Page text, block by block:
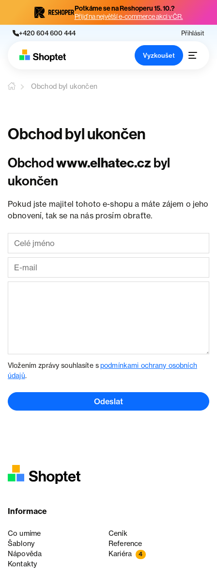
Potkáme se na Reshoperu 15. 10.?
Přijď na největší e-commerce akci v ČR.
+420 604 600 444 Přihlásit
Vyzkoušet
Obchod byl ukončen
Obchod byl ukončen
Obchodwww.elhatec.cz byl
ukončen
Pokud jste majitel tohoto e-shopu a máte zájem o jeho
obnovení, tak se na nás prosím obraťte.
Vložením zprávy souhlasíte spodmínkami ochrany osobních
údajů.
Odeslat
Informace
Co umíme
Ceník
Šablony
Reference
Nápověda
Kariéra 4
Kontakty